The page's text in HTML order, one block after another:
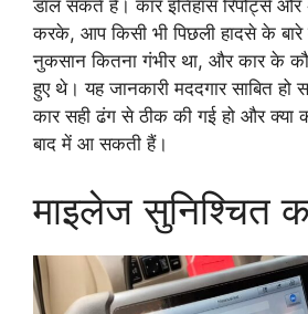
डाल सकते हैं। कार इतिहास रिपोर्ट्स और
करके, आप किसी भी पिछली हादसे के
नुकसान कितना गंभीर था, और कार के
हुए थे। यह जानकारी मददगार साबित
कार सही ढंग से ठीक की गई हो और क्या
बाद में आ सकती हैं।
माइलेज सुनिश्चित